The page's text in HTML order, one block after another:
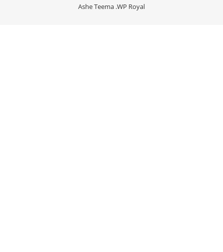
Ashe Teema .WP Royal